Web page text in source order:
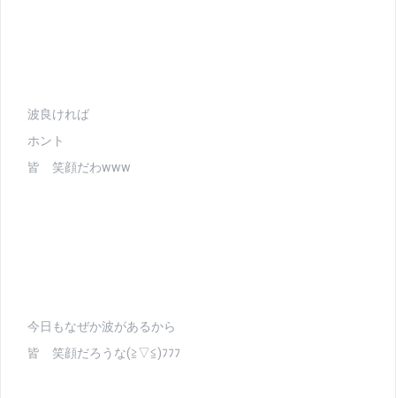
波良ければ
ホント
皆 笑顔だわwww
今日もなぜか波があるから
皆 笑顔だろうな(≧▽≦)ﾌﾌﾌ